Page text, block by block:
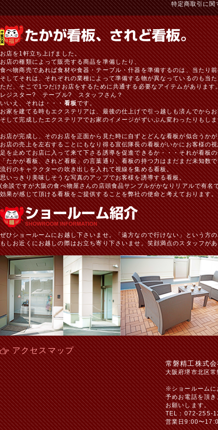
特定商取引に関
お店を1軒立ち上げました。
お店の種類によって販売する商品を準備したり、
食べ物商売であれば食材や食器・テーブル・什器を準備するのは、当たり
そしてそれは、それぞれの業種によって準備する物が異なっているのも当
ただ、そこで1つだけお店をするために共通する必要なアイテムがあります
レジスター? テーブル? スタッフさん？
いいえ、それは・・・看板です。
お家を建てる時もエクステリアは、最後の仕上げで引っ越しも済んでから
そして完成したエクステリアでお家のイメージがずいぶん変わったりもし
お店が完成し、そのお店を正面から見た時に自ずとどんな看板が似合うか
お店の売上を左右することにもなり得る宣伝隊長の看板がいかにお客様の
足を止めてお店に入って来て下さる誘導を促進できるか・・・それが看板
「たかが看板、されど看板」の言葉通り、看板の持つ力はまだまだ未知数
流行のキャラクターの吹き出しを入れて視線を集める看板。
思いっきり美味しそうな写真のアップでお客様を誘導する看板。
(余談ですが大阪の食べ物屋さんの店頭食品サンプルがかなりリアルで有名
効果が感じて頂ける看板をご提供することを弊社の使命と考えております。
ぜひショールームにお越し下さいませ。「遠方なので行けない」という方
もしお近くにお越しの際はお立ち寄り下さいませ。笑顔満点のスタッフが
アクセスマップ
常磐精工株式
大阪府堺市北区
※ショールームに
予めお電話を頂
お願いします。
TEL：072-255-
営業日9:00〜